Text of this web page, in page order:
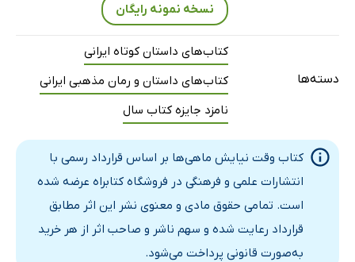
نسخه نمونه رایگان
دسته‌ها
کتاب‌های داستان کوتاه ایرانی
کتاب‌های داستان و رمان مذهبی ایرانی
نامزد جایزه کتاب سال
کتاب وقت نیایش ماهی‌ها بر اساس قرارداد رسمی با
انتشارات علمی و فرهنگی در فروشگاه کتابراه عرضه شده
است. تمامی حقوق مادی و معنوی نشر این اثر مطابق
قرارداد رعایت شده و سهم ناشر و صاحب اثر از هر خرید
به‌صورت قانونی پرداخت می‌شود.